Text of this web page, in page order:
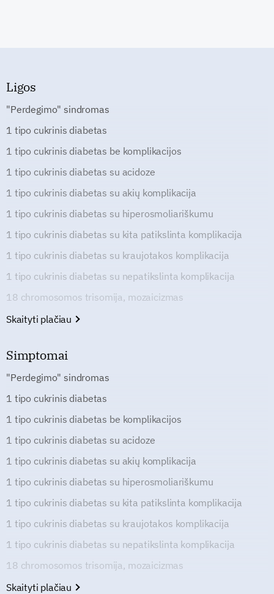
Ligos
"Perdegimo" sindromas
1 tipo cukrinis diabetas
1 tipo cukrinis diabetas be komplikacijos
1 tipo cukrinis diabetas su acidoze
1 tipo cukrinis diabetas su akių komplikacija
1 tipo cukrinis diabetas su hiperosmoliariškumu
1 tipo cukrinis diabetas su kita patikslinta komplikacija
1 tipo cukrinis diabetas su kraujotakos komplikacija
1 tipo cukrinis diabetas su nepatikslinta komplikacija
18 chromosomos trisomija, mozaicizmas
Skaityti plačiau
Simptomai
"Perdegimo" sindromas
1 tipo cukrinis diabetas
1 tipo cukrinis diabetas be komplikacijos
1 tipo cukrinis diabetas su acidoze
1 tipo cukrinis diabetas su akių komplikacija
1 tipo cukrinis diabetas su hiperosmoliariškumu
1 tipo cukrinis diabetas su kita patikslinta komplikacija
1 tipo cukrinis diabetas su kraujotakos komplikacija
1 tipo cukrinis diabetas su nepatikslinta komplikacija
18 chromosomos trisomija, mozaicizmas
Skaityti plačiau